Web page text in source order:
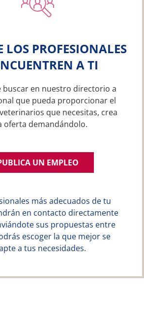
LOS PROFESIONALES
A TI
buscar en nuestro directorio a
que pueda proporcionar el
que necesitas, crea
oferta demandándolo.
UN EMPLEO
más adecuados de tu
en contacto directamente
sus propuestas entre
escoger la que mejor se
a tus necesidades.